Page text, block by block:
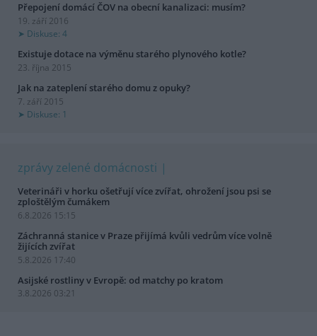
Přepojení domácí ČOV na obecní kanalizaci: musím?
19. září 2016
Diskuse: 4
Existuje dotace na výměnu starého plynového kotle?
23. října 2015
Jak na zateplení starého domu z opuky?
7. září 2015
Diskuse: 1
zprávy zelené domácnosti
Veterináři v horku ošetřují více zvířat, ohrožení jsou psi se
zploštělým čumákem
6.8.2026 15:15
Záchranná stanice v Praze přijímá kvůli vedrům více volně
žijících zvířat
5.8.2026 17:40
Asijské rostliny v Evropě: od matchy po kratom
3.8.2026 03:21